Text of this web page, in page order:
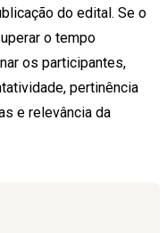
do edital. Se o
o tempo
os participantes,
pertinência
e relevância da